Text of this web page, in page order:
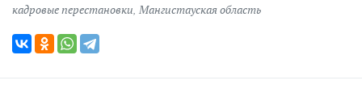
кадровые перестановки, Мангистауская область